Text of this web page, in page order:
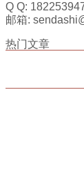
Q Q:
邮箱:
热门文章